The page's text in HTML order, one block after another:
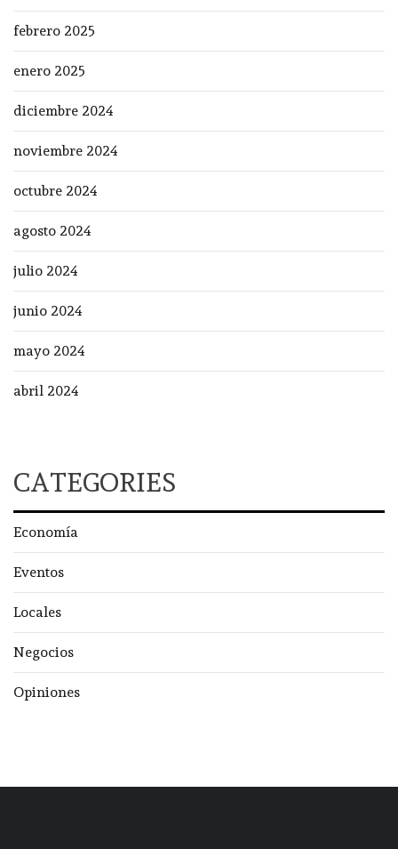
febrero 2025
enero 2025
diciembre 2024
noviembre 2024
octubre 2024
agosto 2024
julio 2024
junio 2024
mayo 2024
abril 2024
CATEGORIES
Economía
Eventos
Locales
Negocios
Opiniones